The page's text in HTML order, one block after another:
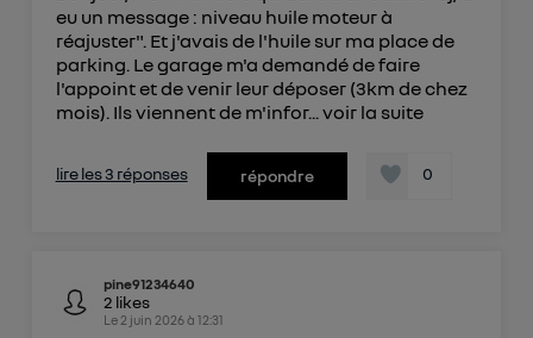
eu un message : niveau huile moteur à
réajuster". Et j'avais de l'huile sur ma place de
parking. Le garage m'a demandé de faire
l'appoint et de venir leur déposer (3km de chez
mois). Ils viennent de m'infor... voir la suite
lire les 3 réponses répondre 0
pine91234640
2 likes
Le 2 juin 2026à 12:31
offrant choix et contrôle.
Elle utilise un identifiant créé par votre opérateur
télécom basé sur votre adresse IP et une référence
de votre contrat internet (ex : votre numéro de
L'identifiant est associé à votre connexion
internet. Ainsi, toutes les personnes utilisant la
sur la navigation des membres du foyer ayant consentis.
Pour uneconnexion mobile
uniquement sur la navigation de l'utilisateur du mobile.